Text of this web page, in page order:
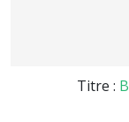
Titre :